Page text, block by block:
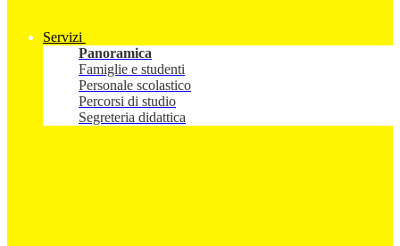
Servizi
Panoramica
Famiglie e studenti
Personale scolastico
Percorsi di studio
Segreteria didattica